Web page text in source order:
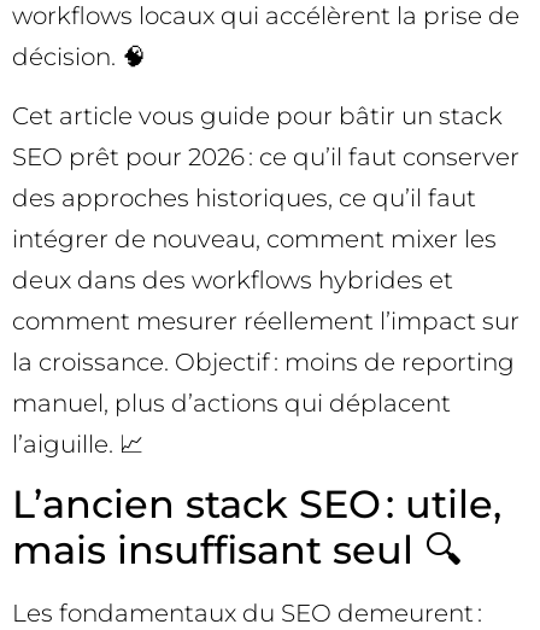
workflows locaux qui accélèrent la prise de
décision. 🧠
Cet article vous guide pour bâtir un stack
SEO prêt pour 2026 : ce qu’il faut conserver
des approches historiques, ce qu’il faut
intégrer de nouveau, comment mixer les
deux dans des workflows hybrides et
comment mesurer réellement l’impact sur
la croissance. Objectif : moins de reporting
manuel, plus d’actions qui déplacent
l’aiguille. 📈
L’ancien stack SEO : utile,
mais insuffisant seul 🔍
Les fondamentaux du SEO demeurent :